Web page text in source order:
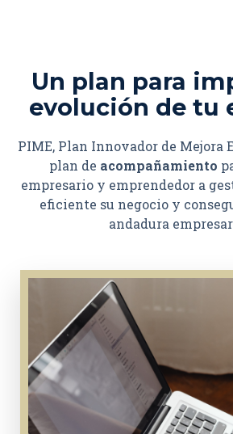
Un plan para
evolución de tu
PIME, Plan Innovador de Mejora
plan de acompañamiento
empresario y emprendedor a
eficiente su negocio y
andadura